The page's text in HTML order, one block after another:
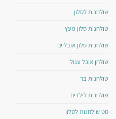
שולחנות לסלון
שולחנות סלון מעץ
שולחנות סלון אובליים
שולחן אוכל עגול
שולחנות בר
שולחנות לילדים
סט שולחנות לסלון